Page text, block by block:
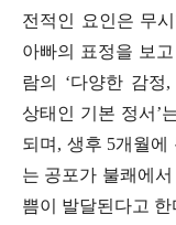
전적인 요인은 무
아빠의 표정을 보
람의 ‘다양한 감정,
상태인 기본 정서 ’
되며 , 생후 5개월에
는 공포가 불쾌에
쁨이 발달된다고 한